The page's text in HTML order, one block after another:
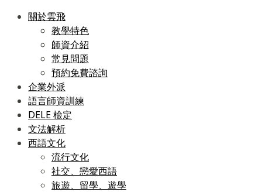
關於雲飛
教學特色
師資介紹
常見問題
預約免費諮詢
企業外派
語言師資訓練
DELE 檢定
文法解析
西語文化
流行文化
社交、戀愛西語
旅遊、留學、遊學